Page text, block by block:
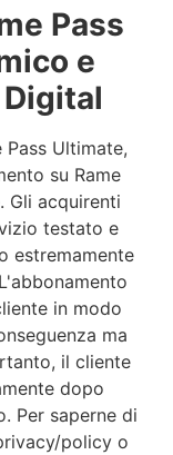
Pass
e
Pass Ultimate,
su Rame
Gli acquirenti
testato e
estremamente
in modo
ma
il cliente
dopo
Per saperne di
policy o